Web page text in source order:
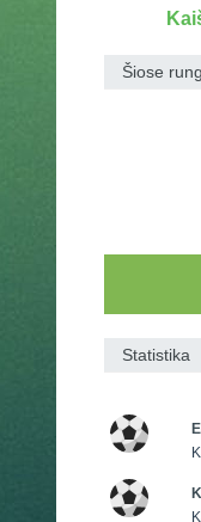
Šiose
Statistika